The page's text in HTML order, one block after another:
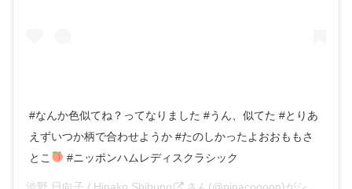
#なんか色似てね？ってなりました #うん、似てた #とりあ
えずいつか柄で合わせようか #たのしかったよおおももさ
とこ
#ニッポンハムレディスクラシック
渋野 日向子 / Hinako Shibuno さん(@pinacoooon)がシェアした投稿 –